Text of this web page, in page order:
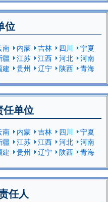
位
南 内蒙 吉林 四川
宁夏
疆 江苏 江西 河北
河南
建 贵州 辽宁 陕西
青海
任单位
南 内蒙 吉林 四川
宁夏
疆 江苏 江西 河北
河南
建 贵州 辽宁 陕西
青海
任人